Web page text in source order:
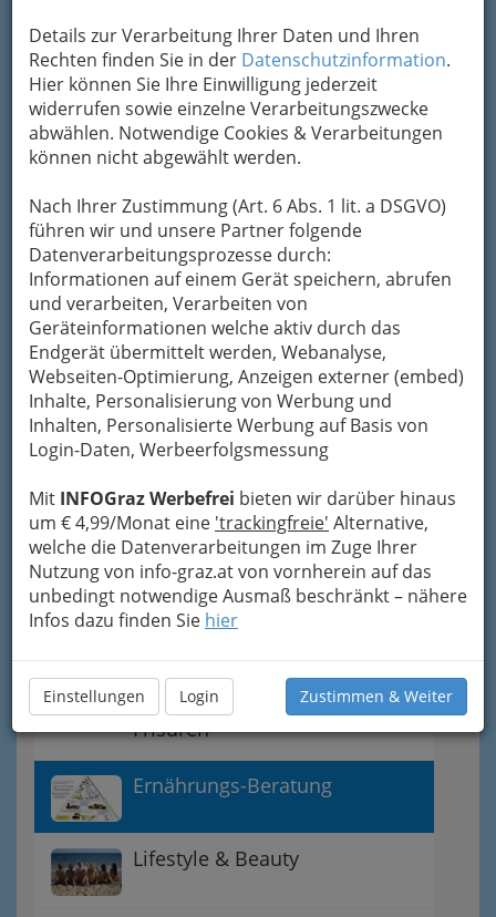
Details zur Verarbeitung Ihrer Daten und Ihren
Rechten finden Sie in der Datenschutzinformation.
Hier können Sie Ihre Einwilligung jederzeit
widerrufen sowie einzelne Verarbeitungszwecke
abwählen. Notwendige Cookies & Verarbeitungen
können nicht abgewählt werden.
Nach Ihrer Zustimmung (Art. 6 Abs. 1 lit. a DSGVO)
führen wir und unsere Partner folgende
Datenverarbeitungsprozesse durch:
Informationen auf einem Gerät speichern, abrufen
und verarbeiten, Verarbeiten von
Geräteinformationen welche aktiv durch das
Endgerät übermittelt werden, Webanalyse,
Webseiten-Optimierung, Anzeigen externer (embed)
Inhalte, Personalisierung von Werbung und
Inhalten, Personalisierte Werbung auf Basis von
Login-Daten, Werbeerfolgsmessung
Mit INFOGraz Werbefrei bieten wir darüber hinaus
um € 4,99/Monat eine 'trackingfreie' Alternative,
welche die Datenverarbeitungen im Zuge Ihrer
Nutzung von info-graz.at von vornherein auf das
unbedingt notwendige Ausmaß beschränkt – nähere
Infos dazu finden Sie hier
Einstellungen Login Zustimmen & Weiter
Navigation
Beautysalons Graz und
Umgebung
Dampfbad & Sauna
Friseure Graz und
Friseurinnen - perfekte
Frisuren
Ernährungs-Beratung
Lifestyle & Beauty